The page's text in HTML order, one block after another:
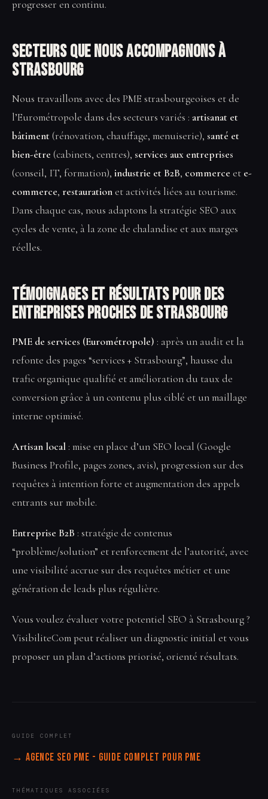
progresser en continu.
Secteurs que nous accompagnons à
Strasbourg
Nous travaillons avec des PME strasbourgeoises et de
l’Eurométropole dans des secteurs variés : artisanat et
bâtiment (rénovation, chauffage, menuiserie), santé et
bien-être (cabinets, centres), services aux entreprises
(conseil, IT, formation), industrie et B2B, commerce et e-
commerce, restaurationet activités liées au tourisme.
Dans chaque cas, nous adaptons la stratégie SEO aux
cycles de vente, à la zone de chalandise et aux marges
réelles.
Témoignages et résultats pour des
entreprises proches de Strasbourg
PME de services (Eurométropole) : après un audit et la
refonte des pages “services + Strasbourg”, hausse du
trafic organique qualifié et amélioration du taux de
conversion grâce à un contenu plus ciblé et un maillage
interne optimisé.
Artisan local : mise en place d’un SEO local (Google
Business Profile, pages zones, avis), progression sur des
requêtes à intention forte et augmentation des appels
entrants sur mobile.
Entreprise B2B : stratégie de contenus
“problème/solution” et renforcement de l’autorité, avec
une visibilité accrue sur des requêtes métier et une
génération de leads plus régulière.
Vous voulez évaluer votre potentiel SEO à Strasbourg ?
VisibiliteCom peut réaliser un diagnostic initial et vous
proposer un plan d’actions priorisé, orienté résultats.
GUIDE COMPLET
→ Agence SEO PME - Guide complet pour PME
THÉMATIQUES ASSOCIÉES